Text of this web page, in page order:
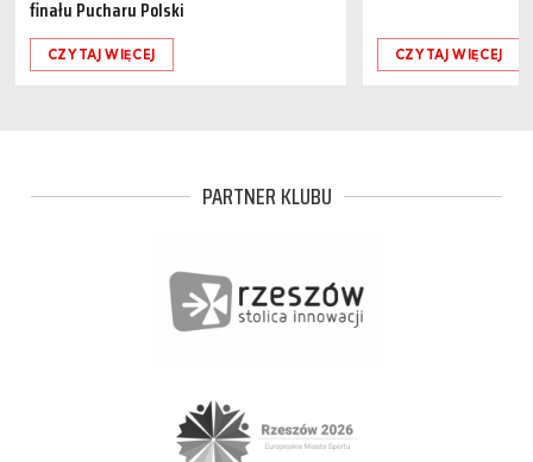
finału Pucharu Polski
CZYTAJ WIĘCEJ CZYTAJ WIĘCEJ
PARTNER KLUBU